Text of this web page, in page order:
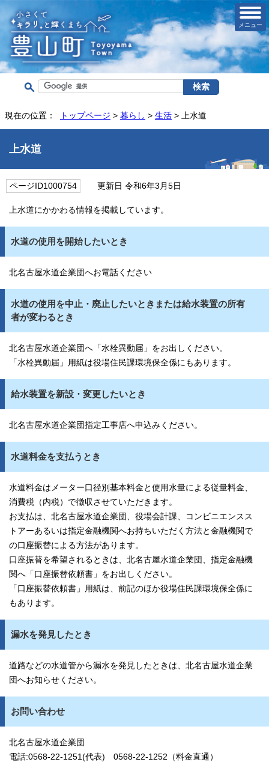
メニュー
現在の位置： トップページ > 暮らし > 生活 > 上水道
上水道
ページID1000754 更新日 令和6年3月5日
上水道にかかわる情報を掲載しています。
水道の使用を開始したいとき
北名古屋水道企業団へお電話ください
水道の使用を中止・廃止したいときまたは給水装置の所有
者が変わるとき
北名古屋水道企業団へ「水栓異動届」をお出しください。
「水栓異動届」用紙は役場住民課環境保全係にもあります。
給水装置を新設・変更したいとき
北名古屋水道企業団指定工事店へ申込みください。
水道料金を支払うとき
水道料金はメーター口径別基本料金と使用水量による従量料金、
消費税（内税）で徴収させていただきます。
お支払は、北名古屋水道企業団、役場会計課、コンビニエンスス
トアーあるいは指定金融機関へお持ちいただく方法と金融機関で
の口座振替による方法があります。
口座振替を希望されるときは、北名古屋水道企業団、指定金融機
関へ「口座振替依頼書」をお出しください。
「口座振替依頼書」用紙は、前記のほか役場住民課環境保全係に
もあります。
漏水を発見したとき
道路などの水道管から漏水を発見したときは、北名古屋水道企業
団へお知らせください。
お問い合わせ
北名古屋水道企業団
電話:0568-22-1251(代表) 0568-22-1252（料金直通）